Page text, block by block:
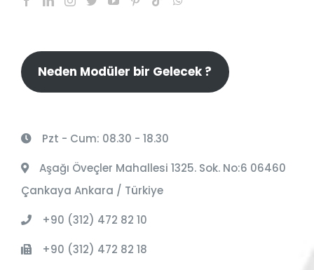
Neden Modüler bir Gelecek ?
Pzt - Cum: 08.30 - 18.30
Aşağı Öveçler Mahallesi 1325. Sok. No:6 06460
Çankaya Ankara / Türkiye
+90 (312) 472 82 10
+90 (312) 472 82 18